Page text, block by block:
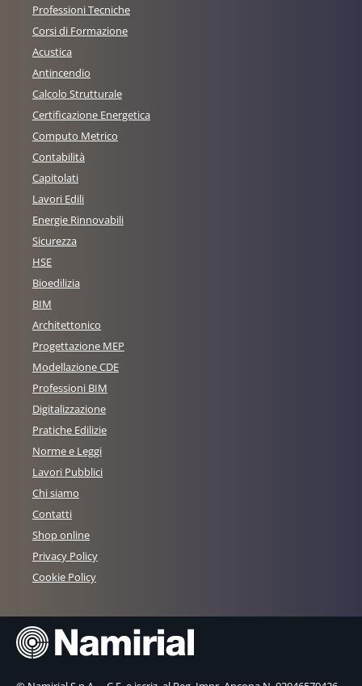
Professioni Tecniche
Corsi di Formazione
Acustica
Antincendio
Calcolo Strutturale
Certificazione Energetica
Computo Metrico
Contabilità
Capitolati
Lavori Edili
Energie Rinnovabili
Sicurezza
HSE
Bioedilizia
BIM
Architettonico
Progettazione MEP
Modellazione CDE
Professioni BIM
Digitalizzazione
Pratiche Edilizie
Norme e Leggi
Lavori Pubblici
Chi siamo
Contatti
Shop online
Privacy Policy
Cookie Policy